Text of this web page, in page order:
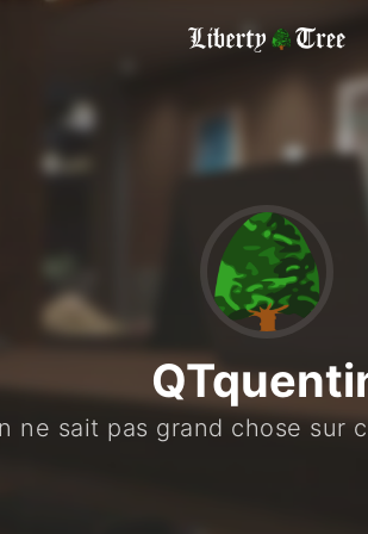
ne sait pas grand chose sur